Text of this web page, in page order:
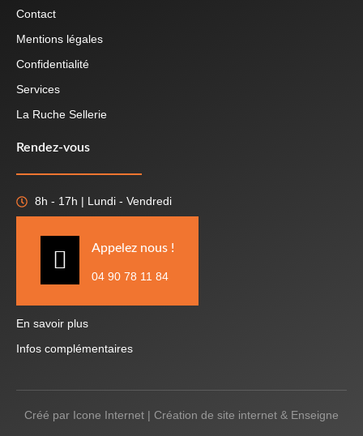
Contact
Mentions légales
Confidentialité
Services
La Ruche Sellerie
Rendez-vous
8h - 17h | Lundi - Vendredi
Appelez nous !
04 90 78 11 84
En savoir plus
Infos complémentaires
Créé par Icone Internet | Création de site internet & Enseigne